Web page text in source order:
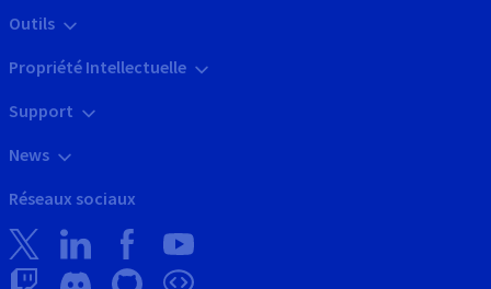
Outils
Propriété Intellectuelle
Support
News
Réseaux sociaux